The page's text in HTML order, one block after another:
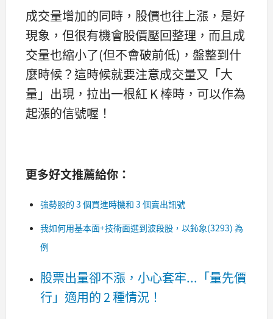
成交量增加的同時，股價也往上漲，是好
現象，但很有機會股價壓回整理，而且成
交量也縮小了(但不會破前低)，盤整到什
麼時候？這時候就要注意成交量又「大
量」出現，拉出一根紅 K 棒時，可以作為
起漲的信號喔！
更多好文推薦給你：
強勢股的 3 個買進時機和 3 個賣出訊號
我如何用基本面+技術面選到波段股，以鈊象(3293) 為
例
股票出量卻不漲，小心套牢...「量先價
行」適用的 2 種情況！